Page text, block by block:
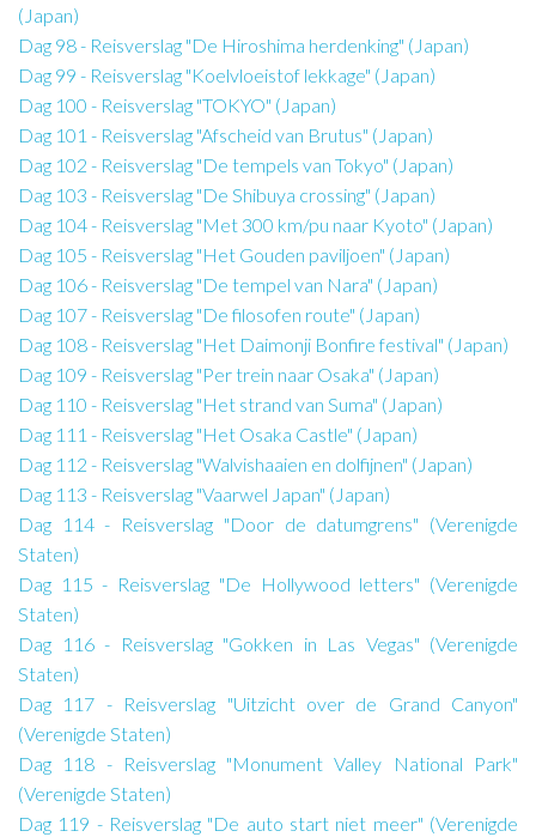
(Japan)
Dag 98 - Reisverslag "De Hiroshima herdenking" (Japan)
Dag 99 - Reisverslag "Koelvloeistof lekkage" (Japan)
Dag 100 - Reisverslag "TOKYO" (Japan)
Dag 101 - Reisverslag "Afscheid van Brutus" (Japan)
Dag 102 - Reisverslag "De tempels van Tokyo" (Japan)
Dag 103 - Reisverslag "De Shibuya crossing" (Japan)
Dag 104 - Reisverslag "Met 300 km/pu naar Kyoto" (Japan)
Dag 105 - Reisverslag "Het Gouden paviljoen" (Japan)
Dag 106 - Reisverslag "De tempel van Nara" (Japan)
Dag 107 - Reisverslag "De filosofen route" (Japan)
Dag 108 - Reisverslag "Het Daimonji Bonfire festival" (Japan)
Dag 109 - Reisverslag "Per trein naar Osaka" (Japan)
Dag 110 - Reisverslag "Het strand van Suma" (Japan)
Dag 111 - Reisverslag "Het Osaka Castle" (Japan)
Dag 112 - Reisverslag "Walvishaaien en dolfijnen" (Japan)
Dag 113 - Reisverslag "Vaarwel Japan" (Japan)
Dag 114 - Reisverslag "Door de datumgrens" (Verenigde
Staten)
Dag 115 - Reisverslag "De Hollywood letters" (Verenigde
Staten)
Dag 116 - Reisverslag "Gokken in Las Vegas" (Verenigde
Staten)
Dag 117 - Reisverslag "Uitzicht over de Grand Canyon"
(Verenigde Staten)
Dag 118 - Reisverslag "Monument Valley National Park"
(Verenigde Staten)
Dag 119 - Reisverslag "De auto start niet meer" (Verenigde